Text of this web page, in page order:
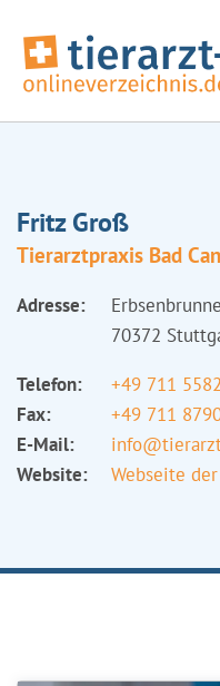
Fritz Groß
Tierarztpraxis Bad
Adresse:
70372
Telefon:
+49 711
Fax:
+49 711
E-Mail:
Website:
Webseite